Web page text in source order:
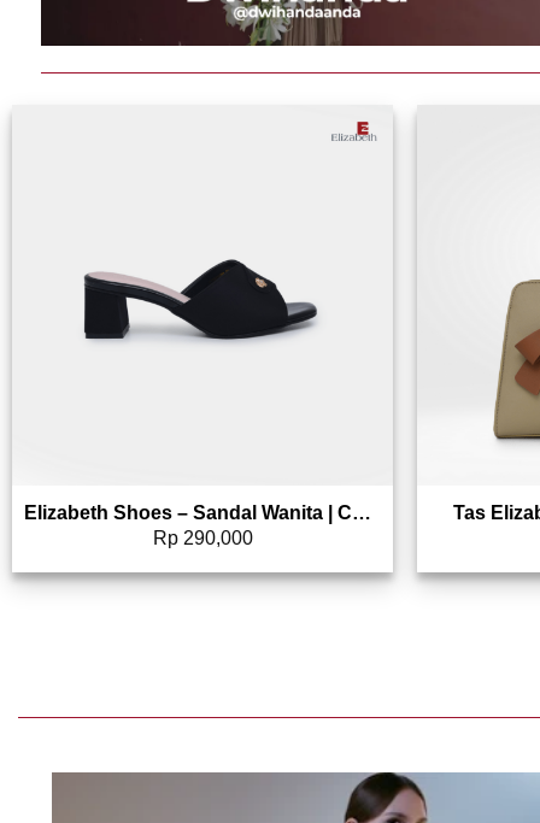
Elizabeth Shoes – Sandal Wanita | Chunky Heels 0339-0040
Rp290,000
Tas